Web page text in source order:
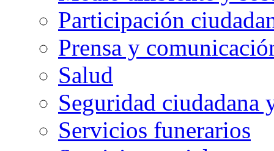
Participación
Prensa y
Salud
Seguridad ciudadana
Servicios funerarios